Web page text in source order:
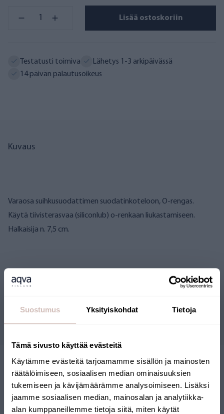
Suostumus Yksityiskohdat Tietoja
Tämä sivusto käyttää evästeitä
Käytämme evästeitä tarjoamamme sisällön ja mainosten
räätälöimiseen, sosiaalisen median ominaisuuksien
tukemiseen ja kävijämäärämme analysoimiseen. Lisäksi
jaamme sosiaalisen median, mainosalan ja analytiikka-
alan kumppaneillemme tietoja siitä, miten käytät
Lisää ostoskoriin
Testatusti toimiva
Lähetys 1-3 arkipäivässä
14 päivän palautusoikeus
Kuvaus
Varaosa suihkusuodattimen suodatinkoteloon, O-rengas.
Käytä tiivisterasvaa (siliconlub) o-renkaan liukastamiseen.
Halkaisija n. 7,5 cm.
Arvostelut